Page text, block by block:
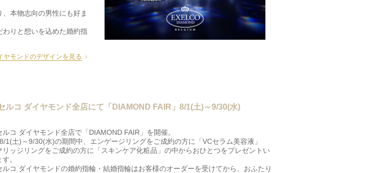
本物志向の男性にも好ま
りと想いを込めた婚約指
ヤモンドのデザインを見る
ルコ ダイヤモンド全店にて「DIAMOND FAIR」8/1(土)～9/30(水)
ルコ ダイヤモンド全店で「DIAMOND FAIR」を開催。
1(土)～9/30(水)の期間中、エンゲージリングをご成約の方に「VCセラム美容液」
リッジリングをご成約の方に「スキンケア化粧品」の中からおひとつをプレゼントい
。
ルコ ダイヤモンドの婚約指輪・結婚指輪はお客様のオーダーを受けてから、おふたり